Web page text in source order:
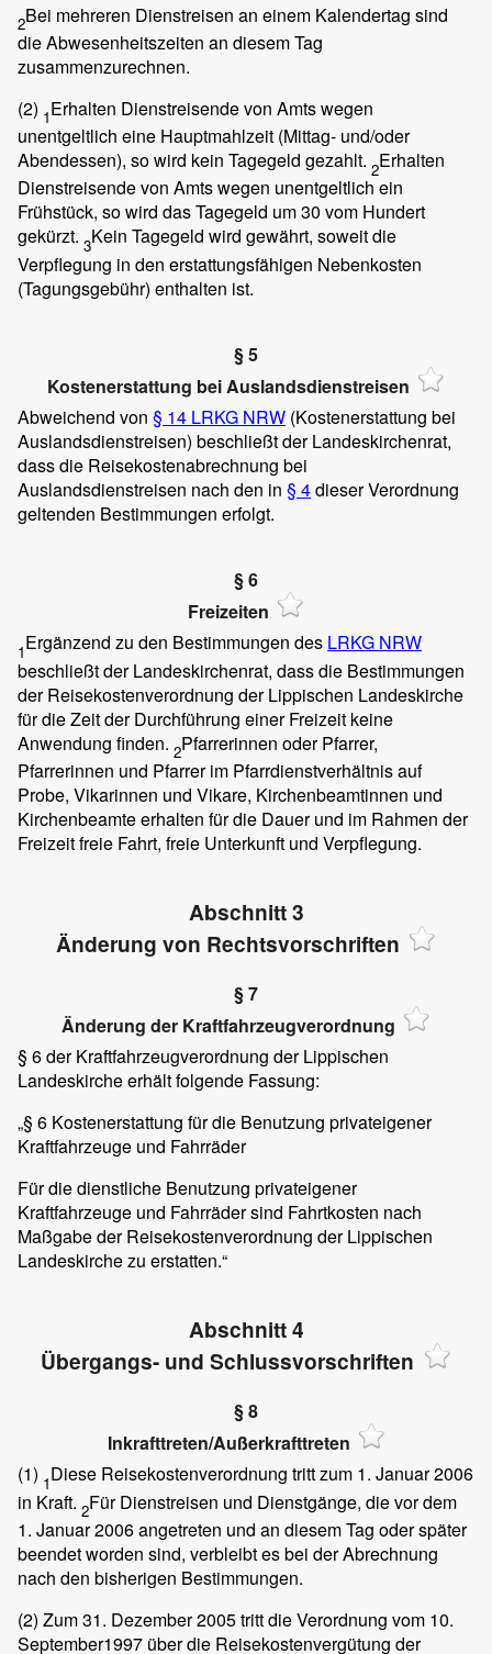
2Bei mehreren Dienstreisen an einem Kalendertag sind
die Abwesenheitszeiten an diesem Tag
zusammenzurechnen.
(2) 1Erhalten Dienstreisende von Amts wegen
unentgeltlich eine Hauptmahlzeit (Mittag- und/oder
Abendessen), so wird kein Tagegeld gezahlt. 2Erhalten
Dienstreisende von Amts wegen unentgeltlich ein
Frühstück, so wird das Tagegeld um 30 vom Hundert
gekürzt. 3Kein Tagegeld wird gewährt, soweit die
Verpflegung in den erstattungsfähigen Nebenkosten
(Tagungsgebühr) enthalten ist.
§ 5
Kostenerstattung bei Auslandsdienstreisen
Abweichend von § 14 LRKG NRW (Kostenerstattung bei
Auslandsdienstreisen) beschließt der Landeskirchenrat,
dass die Reisekostenabrechnung bei
Auslandsdienstreisen nach den in § 4dieser Verordnung
geltenden Bestimmungen erfolgt.
§ 6
Freizeiten
1Ergänzend zu den Bestimmungen des LRKG NRW
beschließt der Landeskirchenrat, dass die Bestimmungen
der Reisekostenverordnung der Lippischen Landeskirche
für die Zeit der Durchführung einer Freizeit keine
Anwendung finden. 2Pfarrerinnen oder Pfarrer,
Pfarrerinnen und Pfarrer im Pfarrdienstverhältnis auf
Probe, Vikarinnen und Vikare, Kirchenbeamtinnen und
Kirchenbeamte erhalten für die Dauer und im Rahmen der
Freizeit freie Fahrt, freie Unterkunft und Verpflegung.
Abschnitt 3
Änderung von Rechtsvorschriften
§ 7
Änderung der Kraftfahrzeugverordnung
§ 6 der Kraftfahrzeugverordnung der Lippischen
Landeskirche erhält folgende Fassung:
„§ 6 Kostenerstattung für die Benutzung privateigener
Kraftfahrzeuge und Fahrräder
Für die dienstliche Benutzung privateigener
Kraftfahrzeuge und Fahrräder sind Fahrtkosten nach
Maßgabe der Reisekostenverordnung der Lippischen
Landeskirche zu erstatten.“
Abschnitt 4
Übergangs- und Schlussvorschriften
§ 8
Inkrafttreten/Außerkrafttreten
(1) 1Diese Reisekostenverordnung tritt zum 1. Januar 2006
in Kraft. 2Für Dienstreisen und Dienstgänge, die vor dem
1. Januar 2006 angetreten und an diesem Tag oder später
beendet worden sind, verbleibt es bei der Abrechnung
nach den bisherigen Bestimmungen.
(2) Zum 31. Dezember 2005 tritt die Verordnung vom 10.
September1997 über die Reisekostenvergütung der